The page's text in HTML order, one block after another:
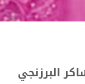
البرزنجي